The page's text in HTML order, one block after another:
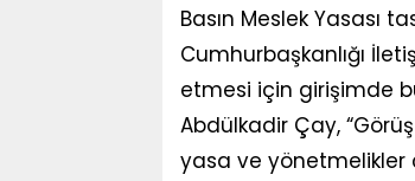
Basın Meslek Yasası
Cumhurbaşkanlığı
etmesi için girişimde
Abdülkadir Çay,
yasa ve yönetmelikler